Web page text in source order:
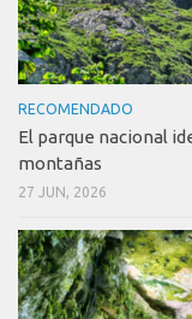
RECOMENDADO
El parque nacional
montañas
27 JUN, 2026